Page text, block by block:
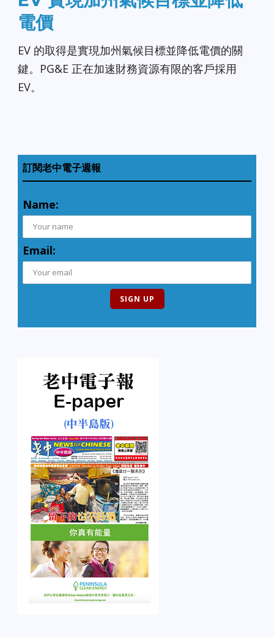
電價
EV 的取得是實現加州氣候目標並降低電價的關
鍵。PG&E 正在加速財務資源有限的客戶採用
EV。
訂閱老中電子週報
Name:
Email: